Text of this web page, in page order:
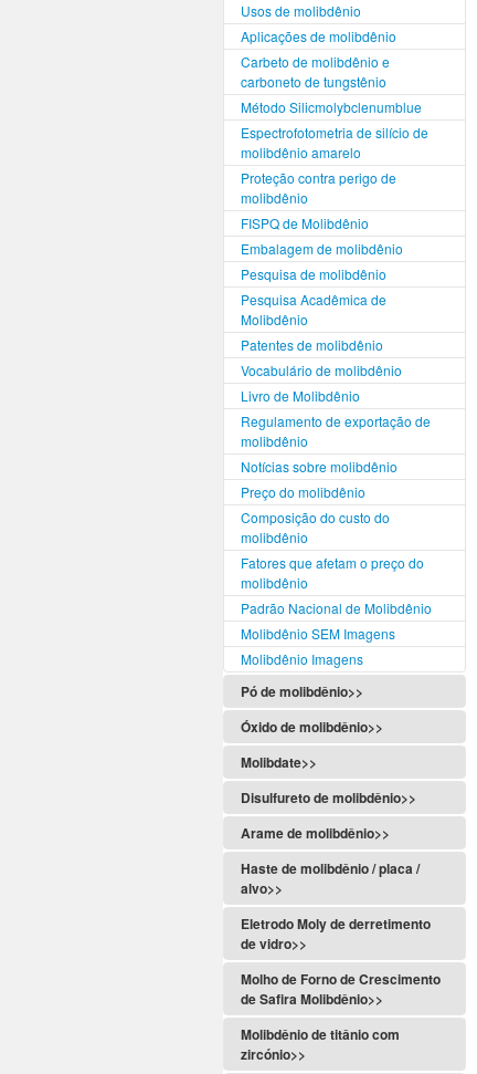
Usos de molibdênio
Aplicações de molibdênio
Carbeto de molibdênio e
carboneto de tungstênio
Método Silicmolybclenumblue
Espectrofotometria de silício de
molibdênio amarelo
Proteção contra perigo de
molibdênio
FISPQ de Molibdênio
Embalagem de molibdênio
Pesquisa de molibdênio
Pesquisa Acadêmica de
Molibdênio
Patentes de molibdênio
Vocabulário de molibdênio
Livro de Molibdênio
Regulamento de exportação de
molibdênio
Notícias sobre molibdênio
Preço do molibdênio
Composição do custo do
molibdênio
Fatores que afetam o preço do
molibdênio
Padrão Nacional de Molibdênio
Molibdênio SEM Imagens
Molibdênio Imagens
Pó de molibdênio>>
Óxido de molibdênio>>
Molibdate>>
Disulfureto de molibdênio>>
Arame de molibdênio>>
Haste de molibdênio / placa /
alvo>>
Eletrodo Moly de derretimento
de vidro>>
Molho de Forno de Crescimento
de Safira Molibdênio>>
Molibdênio de titânio com
zircónio>>